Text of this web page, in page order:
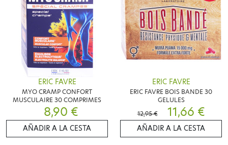
ERIC FAVRE
MYO CRAMP CONFORT
MUSCULAIRE 30 COMPRIMES
8,90 €
AÑADIR A LA CESTA
ERIC FAVRE
ERIC FAVRE BOIS BANDE 30
GELULES
12,95 €
11,66 €
AÑADIR A LA CESTA